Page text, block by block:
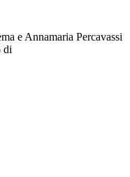
e Annamaria Percavassi
di